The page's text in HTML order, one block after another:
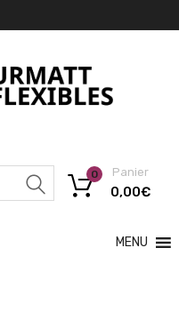
Recherche
Panier
0,00€
0
MENU